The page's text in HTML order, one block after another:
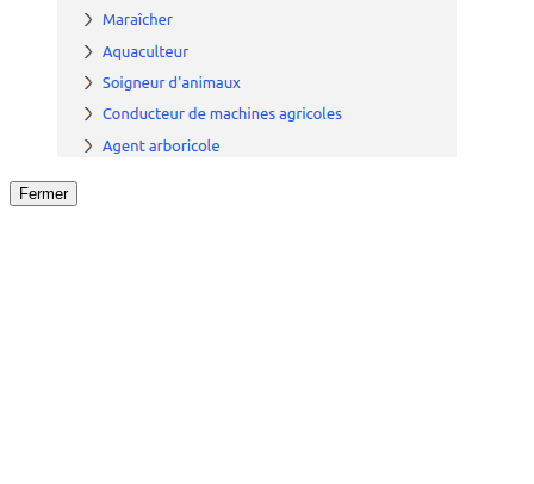
Fermer